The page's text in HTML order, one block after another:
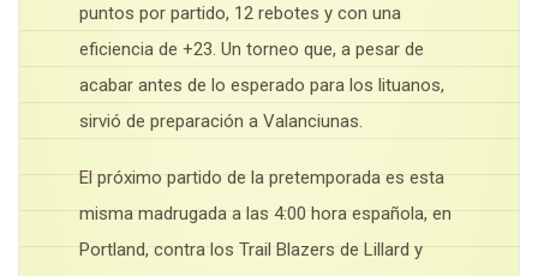
puntos por partido, 12 rebotes y con una
eficiencia de +23. Un torneo que, a pesar de
acabar antes de lo esperado para los lituanos,
sirvió de preparación a Valanciunas.
El próximo partido de la pretemporada es esta
misma madrugada a las 4:00 hora española, en
Portland, contra los Trail Blazers de Lillard y